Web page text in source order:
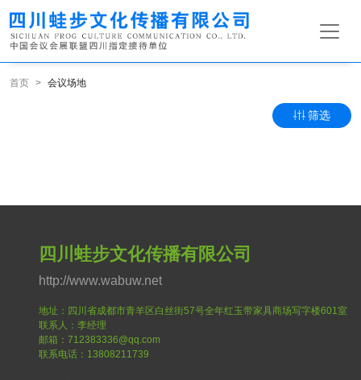
首页 会议场地
筛选
四川蛙步文化传播有限公司
http://www.wabuw.net
地址：四川省成都市青羊区白丝街57号全年红玉带家具商场写字楼601室
联系人：李经理
邮箱：712383336@qq.com
联系电话：13808211739